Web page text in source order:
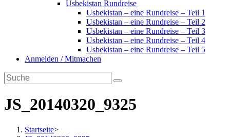
Usbekistan Rundreise
Usbekistan – eine Rundreise – Teil 1
Usbekistan – eine Rundreise – Teil 2
Usbekistan – eine Rundreise – Teil 3
Usbekistan – eine Rundreise – Teil 4
Usbekistan – eine Rundreise – Teil 5
Anmelden / Mitmachen
JS_20140320_9325
Startseite>